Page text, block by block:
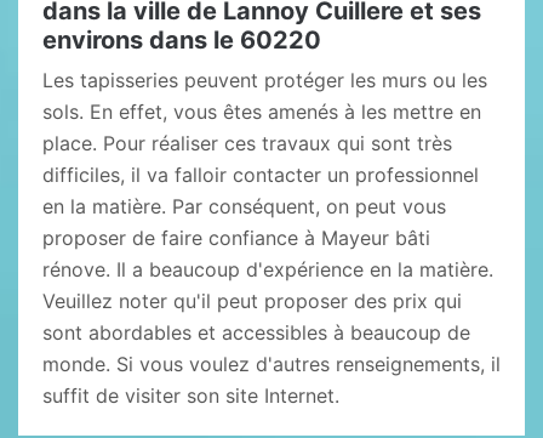
dans la ville de Lannoy Cuillere et ses
environs dans le 60220
Les tapisseries peuvent protéger les murs ou les
sols. En effet, vous êtes amenés à les mettre en
place. Pour réaliser ces travaux qui sont très
difficiles, il va falloir contacter un professionnel
en la matière. Par conséquent, on peut vous
proposer de faire confiance à Mayeur bâti
rénove. Il a beaucoup d'expérience en la matière.
Veuillez noter qu'il peut proposer des prix qui
sont abordables et accessibles à beaucoup de
monde. Si vous voulez d'autres renseignements, il
suffit de visiter son site Internet.